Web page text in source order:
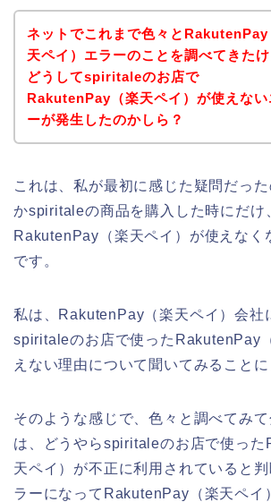
ネットでこれまで色々とRakutenPay
天ペイ）エラーのことを調べてきたけ
どうしてspiritaleのお店で
RakutenPay（楽天ペイ）が使えない
ーが発生したのかしら？
これは、私が最初に感じた疑問だっ
かspiritaleの商品を購入した時にだけ
RakutenPay（楽天ペイ）が使えなく
です。
私は、RakutenPay（楽天ペイ）会社
spiritaleのお店で使ったRakutenPay
えない理由について聞いてみることに
そのような感じで、色々と調べてみ
は、どうやらspiritaleのお店で使った
天ペイ）が不正に利用されていると
ラーになってRakutenPay（楽天ペイ